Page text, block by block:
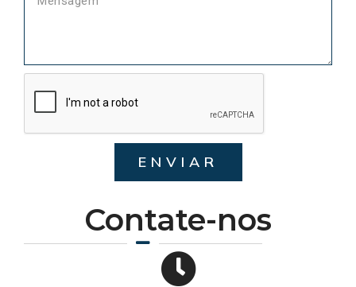
Contate-nos
ENVIAR